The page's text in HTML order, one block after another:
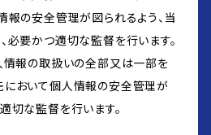
報の安全管理が図られるよう、当
必要かつ適切な監督を行います。
情報の取扱いの全部又は一部を
において個人情報の安全管理が
切な監督を行います。